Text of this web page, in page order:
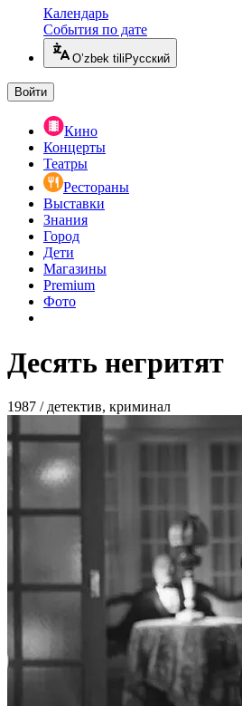
Календарь
События по дате
O’zbek tili Русский
Войти
Кино
Концерты
Театры
Рестораны
Выставки
Знания
Город
Дети
Магазины
Premium
Фото
Десять негритят
1987 / детектив, криминал